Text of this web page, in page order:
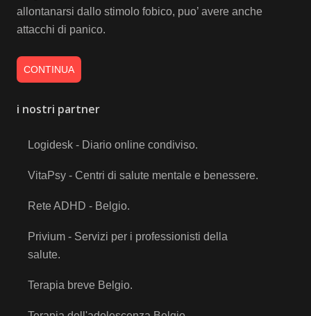
allontanarsi dallo stimolo fobico, puo’ avere anche
attacchi di panico.
CONTINUA
i nostri partner
Logidesk - Diario online condiviso.
VitaPsy - Centri di salute mentale e benessere.
Rete ADHD - Belgio.
Privium - Servizi per i professionisti della
salute.
Terapia breve Belgio.